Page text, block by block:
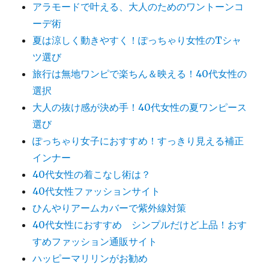
アラモードで叶える、大人のためのワントーンコ
ーデ術
夏は涼しく動きやすく！ぽっちゃり女性のTシャ
ツ選び
旅行は無地ワンピで楽ちん＆映える！40代女性の
選択
大人の抜け感が決め手！40代女性の夏ワンピース
選び
ぽっちゃり女子におすすめ！すっきり見える補正
インナー
40代女性の着こなし術は？
40代女性ファッションサイト
ひんやりアームカバーで紫外線対策
40代女性におすすめ シンプルだけど上品！おす
すめファッション通販サイト
ハッピーマリリンがお勧め